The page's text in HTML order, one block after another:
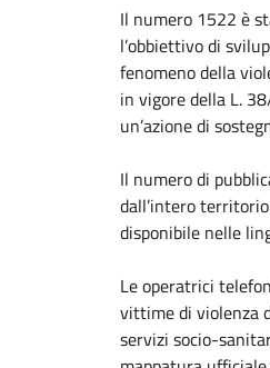
Il numero 1522 è
l’obbiettivo di
fenomeno della
in vigore della L.
un’azione di
Il numero di
dall’intero
disponibile nelle
Le operatrici
vittime di violenza
servizi socio-